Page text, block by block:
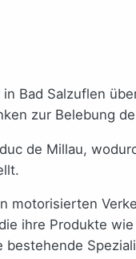
Bad Salzuflen
zur Belebung
de Millau,
ihre Produkte